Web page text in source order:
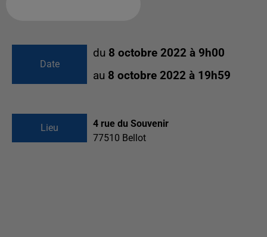
Date
du 8 octobre 2022 à 9h00
au 8 octobre 2022 à 19h59
Lieu
4 rue du Souvenir
77510 Bellot